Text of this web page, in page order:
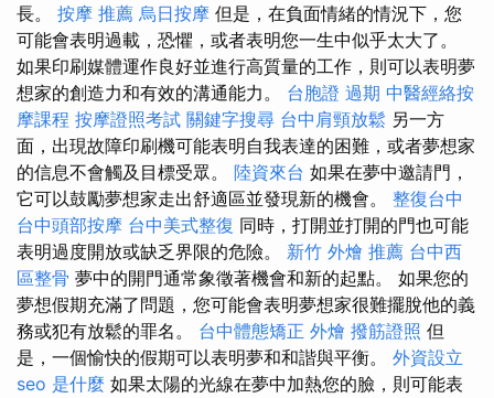
長。 按摩 推薦 烏日按摩 但是，在負面情緒的情況下，您
可能會表明過載，恐懼，或者表明您一生中似乎太大了。
如果印刷媒體運作良好並進行高質量的工作，則可以表明夢
想家的創造力和有效的溝通能力。 台胞證 過期 中醫經絡按
摩課程 按摩證照考試 關鍵字搜尋 台中肩頸放鬆 另一方
面，出現故障印刷機可能表明自我表達的困難，或者夢想家
的信息不會觸及目標受眾。 陸資來台 如果在夢中邀請門，
它可以鼓勵夢想家走出舒適區並發現新的機會。 整復台中
台中頭部按摩 台中美式整復 同時，打開並打開的門也可能
表明過度開放或缺乏界限的危險。 新竹 外燴 推薦 台中西
區整骨 夢中的開門通常象徵著機會和新的起點。 如果您的
夢想假期充滿了問題，您可能會表明夢想家很難擺脫他的義
務或犯有放鬆的罪名。 台中體態矯正 外燴 撥筋證照 但
是，一個愉快的假期可以表明夢和和諧與平衡。 外資設立
seo 是什麼 如果太陽的光線在夢中加熱您的臉，則可能表